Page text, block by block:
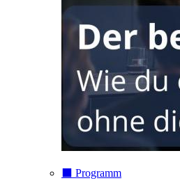
⬛️ Programm